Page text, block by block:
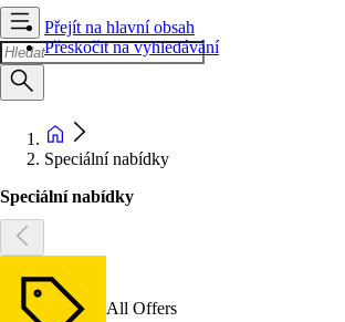
Přejít na hlavní obsah
Přeskočit na vyhledávání
Speciální nabídky
Speciální nabídky
All Offers